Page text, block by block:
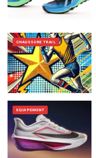
CHAUSSURE TRAIL
EQUIPEMENT